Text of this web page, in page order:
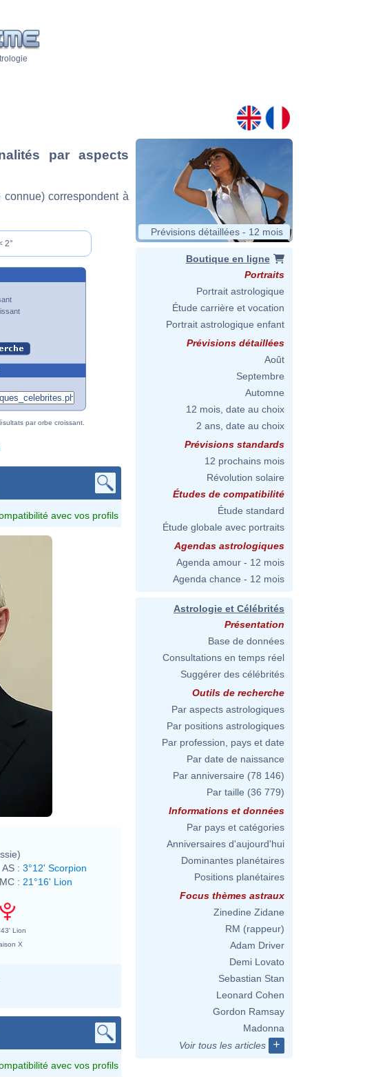
par aspects
correspondent à
2°
par orbe croissant.
avec vos profils
AS : 3°12' Scorpion
MC : 21°16' Lion
Lion
X
avec vos profils
Prévisions détaillées - 12 mois
Boutique en ligne
Portraits
Portrait astrologique
Étude carrière et vocation
Portrait astrologique enfant
Prévisions détaillées
Août
Septembre
Automne
12 mois, date au choix
2 ans, date au choix
Prévisions standards
12 prochains mois
Révolution solaire
Études de compatibilité
Étude standard
Étude globale avec portraits
Agendas astrologiques
Agenda amour - 12 mois
Agenda chance - 12 mois
Astrologie et Célébrités
Présentation
Base de données
Consultations en temps réel
Suggérer des célébrités
Outils de recherche
Par aspects astrologiques
Par positions astrologiques
Par profession, pays et date
Par date de naissance
Par anniversaire (78 146)
Par taille (36 779)
Informations et données
Par pays et catégories
Anniversaires d'aujourd'hui
Dominantes planétaires
Positions planétaires
Focus thèmes astraux
Zinedine Zidane
RM (rappeur)
Adam Driver
Demi Lovato
Sebastian Stan
Leonard Cohen
Gordon Ramsay
Madonna
Voir tous les articles
+